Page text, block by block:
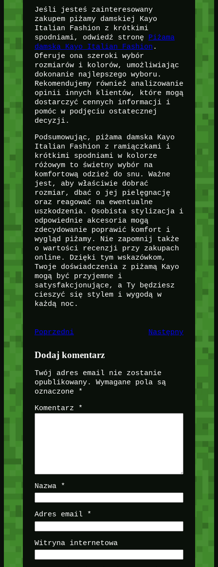
Jeśli jesteś zainteresowany
zakupem piżamy damskiej Kayo
Italian Fashion z krótkimi
spodniami, odwiedź stronę Piżama
damska Kayo Italian Fashion .
Oferuje ona szeroki wybór
rozmiarów i kolorów, umożliwiając
dokonanie najlepszego wyboru.
Rekomendujemy również analizowanie
opinii innych klientów, które mogą
dostarczyć cennych informacji i
pomóc w podjęciu ostatecznej
decyzji.
Podsumowując, piżama damska Kayo
Italian Fashion z ramiączkami i
krótkimi spodniami w kolorze
różowym to świetny wybór na
komfortową odzież do snu. Ważne
jest, aby właściwie dobrać
rozmiar, dbać o jej pielęgnację
oraz reagować na ewentualne
uszkodzenia. Osobista stylizacja i
odpowiednie akcesoria mogą
zdecydowanie poprawić komfort i
wygląd piżamy. Nie zapomnij także
o wartości recenzji przy zakupach
online. Dzięki tym wskazówkom,
Twoje doświadczenia z piżamą Kayo
mogą być przyjemne i
satysfakcjonujące, a Ty będziesz
cieszyć się stylem i wygodą w
każdą noc.
Poprzedni Następny
Dodaj komentarz
Twój adres email nie zostanie
opublikowany.
Wymagane pola są
oznaczone
*
Komentarz *
Nazwa *
Adres email *
Witryna internetowa